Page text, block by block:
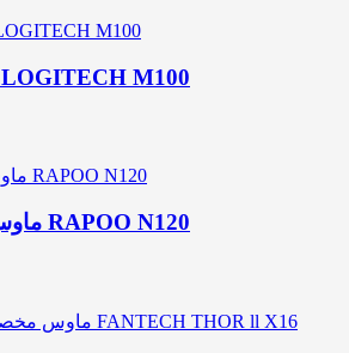
ماوس لاجیتک مدل LOGITECH M100
ماوس سیم دار رپو مدل RAPOO N120